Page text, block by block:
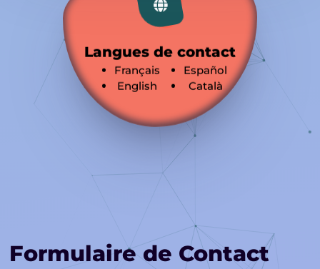
Langues de contact
Français
English
Español
Català
Formulaire de Contact